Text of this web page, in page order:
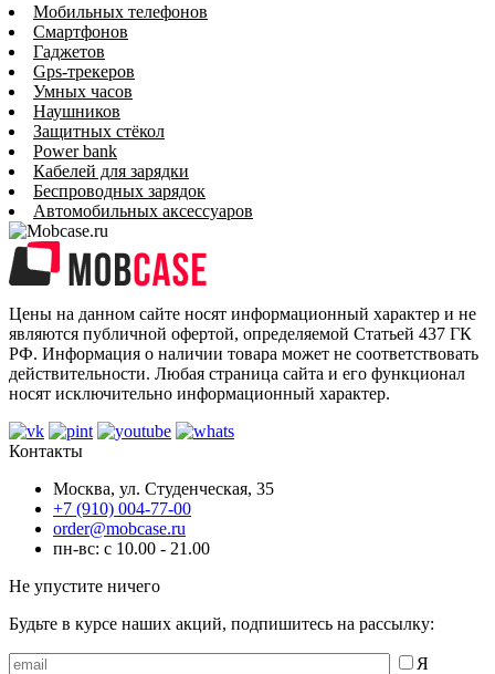
Мобильных телефонов
Смартфонов
Гаджетов
Gps-трекеров
Умных часов
Наушников
Защитных стёкол
Power bank
Кабелей для зарядки
Беспроводных зарядок
Автомобильных аксессуаров
Цены на данном сайте носят информационный характер и не
являются публичной офертой, определяемой Статьей 437 ГК
РФ. Информация о наличии товара может не соответствовать
действительности. Любая страница сайта и его функционал
носят исключительно информационный характер.
Контакты
Москва, ул. Студенческая, 35
+7 (910) 004-77-00
order@mobcase.ru
пн-вс: с 10.00 - 21.00
Не упустите ничего
Будьте в курсе наших акций, подпишитесь на рассылку:
Я